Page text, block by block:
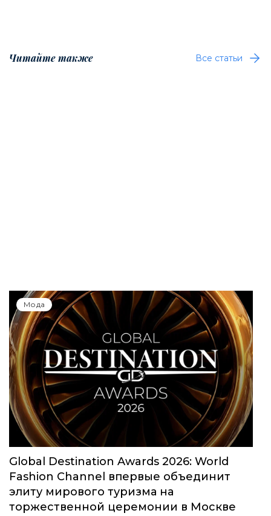
Читайте также Все статьи
Мода
Global Destination Awards 2026: World
Fashion Channel впервые объединит
элиту мирового туризма на
торжественной церемонии в Москве